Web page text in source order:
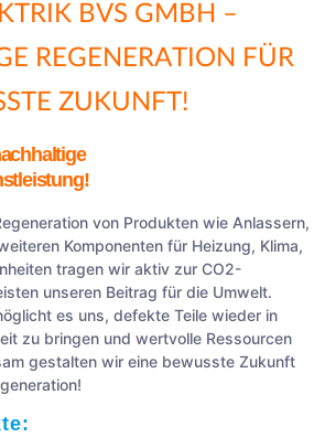
BVS GMBH –
REGENERATION FÜR
ZUKUNFT!
von Produkten wie Anlassern,
Komponenten für Heizung, Klima,
tragen wir aktiv zur CO2-
unseren Beitrag für die Umwelt.
es uns, defekte Teile wieder in
zu bringen und wertvolle Ressourcen
gestalten wir eine bewusste Zukunft